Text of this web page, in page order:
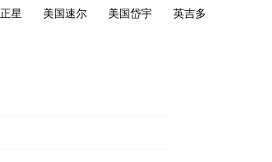
正星 美国速尔 美国岱宇 英吉多